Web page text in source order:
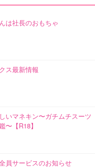
は社長のおもちゃ
ス最新情報
いマネキン〜ガチムチスーツ
〜【R18】
員サービスのお知らせ